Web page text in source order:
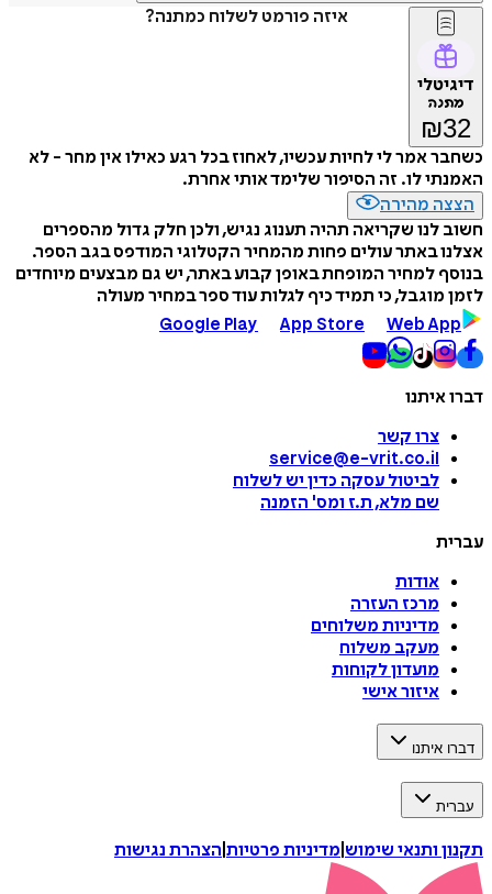
איזה פורמט לשלוח כמתנה?
דיגיטלי
מתנה
₪32
כשחבר אמר לי לחיות עכשיו, לאחוז בכל רגע כאילו אין מחר - לא
האמנתי לו. זה הסיפור שלימד אותי אחרת.
הצצה מהירה
חשוב לנו שקריאה תהיה תענוג נגיש, ולכן חלק גדול מהספרים
אצלנו באתר עולים פחות מהמחיר הקטלוגי המודפס בגב הספר.
בנוסף למחיר המופחת באופן קבוע באתר, יש גם מבצעים מיוחדים
לזמן מוגבל, כי תמיד כיף לגלות עוד ספר במחיר מעולה
Google Play
App Store Web App
דברו איתנו
צרו קשר
service@e-vrit.co.il
לביטול עסקה כדין יש לשלוח
שם מלא, ת.ז ומס' הזמנה
עברית
אודות
מרכז העזרה
מדיניות משלוחים
מעקב משלוח
מועדון לקוחות
איזור אישי
דברו איתנו
עברית
תקנון ותנאי שימוש מדיניות פרטיות הצהרת נגישות